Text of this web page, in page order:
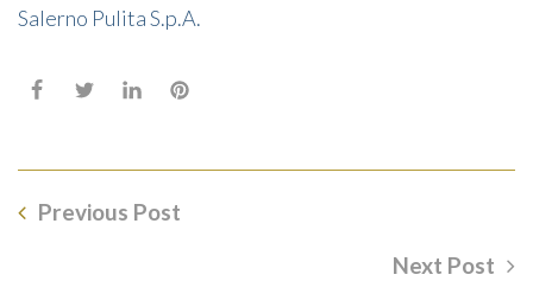
Salerno Pulita S.p.A.
Previous Post
Next Post